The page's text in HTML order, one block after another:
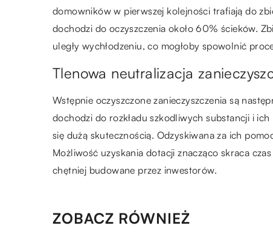
domowników w pierwszej kolejności trafiają do
dochodzi do oczyszczenia około 60% ścieków.
uległy wychłodzeniu, co mogłoby spowolnić
Tlenowa neutralizacja
Wstępnie oczyszczone zanieczyszczenia są
dochodzi do rozkładu szkodliwych substancji i
się dużą skutecznością. Odzyskiwana za ich
Możliwość uzyskania dotacji znacząco skraca
chętniej budowane przez inwestorów.
ZOBACZ RÓWNIEŻ